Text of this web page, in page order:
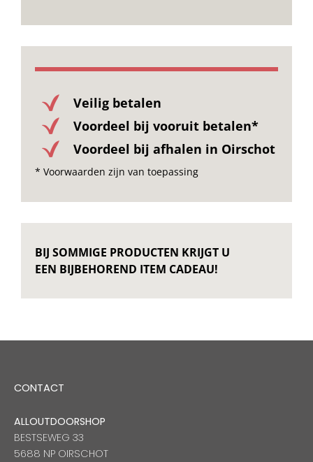
Veilig betalen
Voordeel bij vooruit betalen*
Voordeel bij afhalen in Oirschot
* Voorwaarden zijn van toepassing
BIJ SOMMIGE PRODUCTEN KRIJGT U
EEN BIJBEHOREND ITEM CADEAU!
CONTACT
ALLOUTDOORSHOP
BESTSEWEG 33
5688 NP OIRSCHOT